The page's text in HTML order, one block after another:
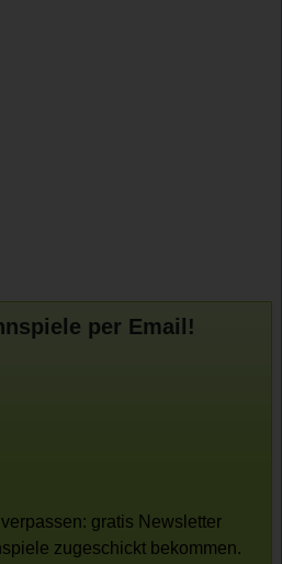
per Email!
gratis Newsletter
zugeschickt bekommen.